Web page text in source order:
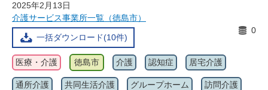
2025年2月13日
介護サービス事業所一覧（徳島市）
一括ダウンロード(10件)
0
医療・介護 徳島市 介護 認知症 居宅介護
通所介護 共同生活介護 グループホーム 訪問介護